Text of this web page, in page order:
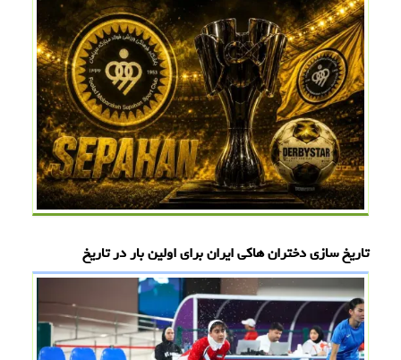
تاریخ سازی دختران هاکی ایران برای اولین بار در تاریخ